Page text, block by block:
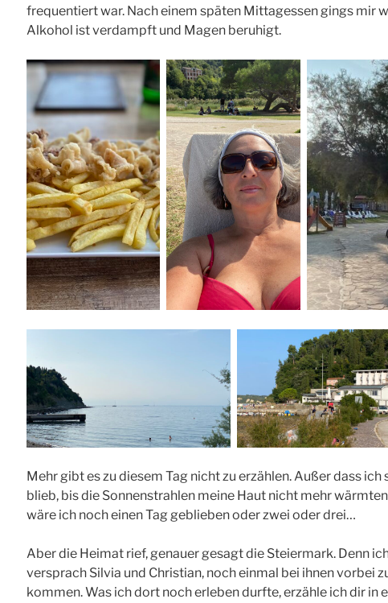
frequentiert war. Nach einem späten Mittagessen gings mir
Alkohol ist verdampft und Magen beruhigt.
Mehr gibt es zu diesem Tag nicht zu erzählen. Außer dass ich
blieb, bis die Sonnenstrahlen meine Haut nicht mehr
wäre ich noch einen Tag geblieben oder zwei oder drei…
Aber die Heimat rief, genauer gesagt die Steiermark. Denn
versprach Silvia und Christian, noch einmal bei ihnen vorbei
kommen. Was ich dort noch erleben durfte, erzähle ich dir in